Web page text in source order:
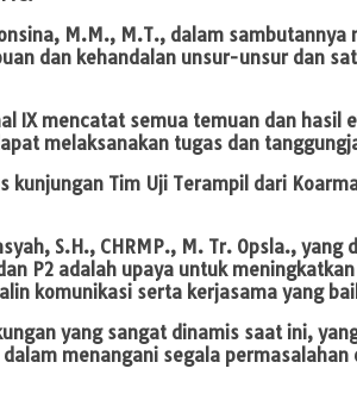
M.M., M.T., dalam
dan kehandalan unsur-unsur dan
mencatat semua temuan dan hasil
melaksanakan tugas dan
Tim Uji Terampil dari
S.H., CHRMP., M. Tr. Opsla.,
P2 adalah upaya untuk
komunikasi serta kerjasama yang
yang sangat dinamis saat ini,
menangani segala